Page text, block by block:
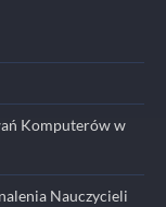
Komputerów w
Nauczycieli